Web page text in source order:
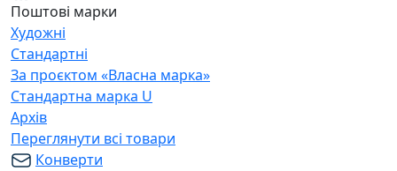
Поштові марки
Художні
Стандартні
За проєктом «Власна марка»
Стандартна марка U
Архів
Переглянути всі товари
Конверти